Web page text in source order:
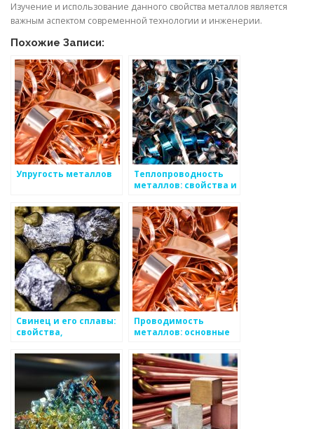
Изучение и использование данного свойства металлов является
важным аспектом современной технологии и инженерии.
Похожие Записи:
Упругость металлов
Теплопроводность
металлов: свойства и
Свинец и его сплавы:
свойства,
особенности
Проводимость
металлов: основные
значимость